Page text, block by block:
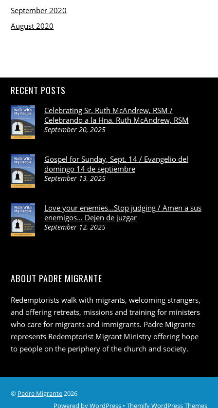
September 2020
August 2020
RECENT POSTS
Celebrating Sr. Ruth McAndrew, RSM /
Celebrando a la Hna. Ruth McAndrew, RSM
September 20, 2025
Gospel for Sunday, Sept. 14 / Evangelio del
domingo 14 de septiembre
September 13, 2025
Love your enemies…Stop judging / Amen a sus
enemigos… Dejen de juzgar
September 12, 2025
ABOUT PADRE MIGRANTE
Redemptorists walk with migrants, welcoming strangers,
and offering retreats, missions and training for ministers
who care for migrants and immigrants. Padre Migrante
represents Redemptorist Migrant Ministry offering hope
to people on the periphery of the church and society.
© Padre Migrante 2026
Powered byWordPress• Themify WordPress Themes